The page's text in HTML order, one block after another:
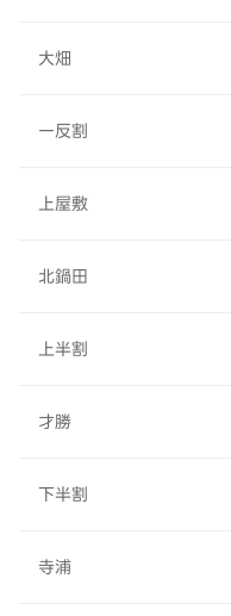
大畑
一反割
上屋敷
北鍋田
上半割
才勝
下半割
寺浦